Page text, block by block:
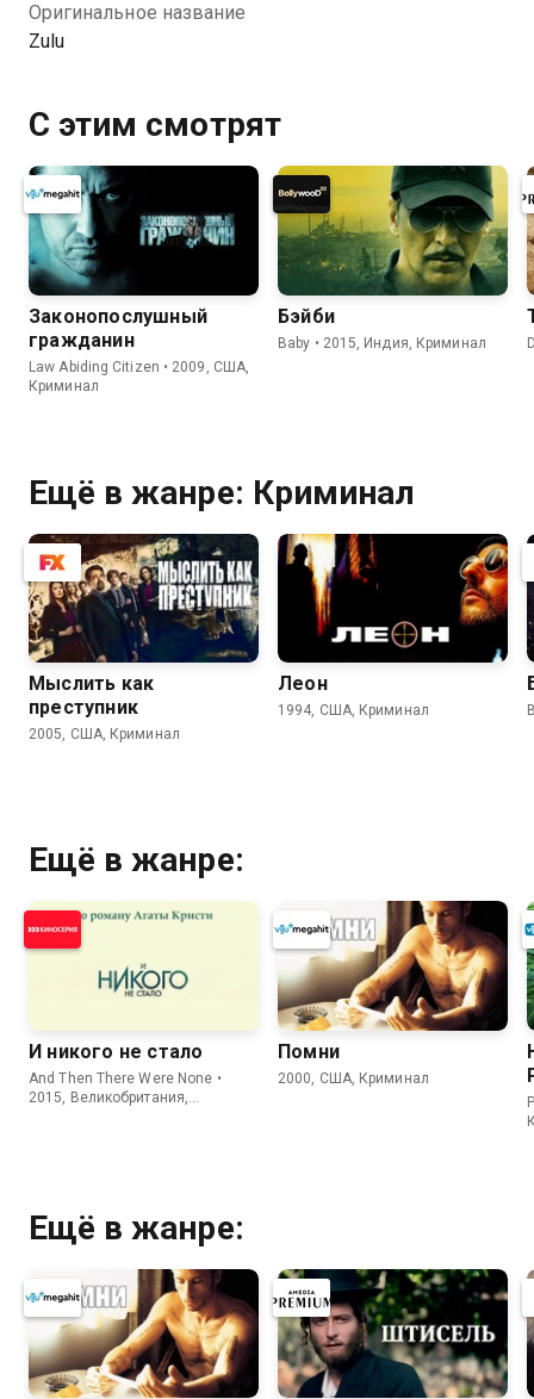
Оригинальное название
Zulu
С этим смотрят
Законопослушный
гражданин
Law Abiding Citizen • 2009, США,
Криминал
Бэйби
Baby • 2015, Индия, Криминал
Ещё в жанре: Криминал
Мыслить как
преступник
2005, США, Криминал
Леон
1994, США, Криминал
Ещё в жанре:
И никого не стало
And Then There Were None •
2015, Великобритания,
Помни
2000, США, Криминал
Ещё в жанре: